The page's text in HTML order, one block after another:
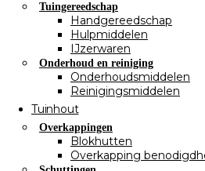
Tuingereedschap
Handgereedschap
Hulpmiddelen
IJzerwaren
Onderhoud en reiniging
Onderhoudsmiddelen
Reinigingsmiddelen
Tuinhout
Overkappingen
Blokhutten
Overkapping